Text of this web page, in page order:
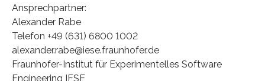
Ansprechpartner:
Alexander Rabe
Telefon +49 (631) 6800 1002
alexander.rabe@iese.fraunhofer.de
Fraunhofer-Institut für Experimentelles Software
Engineering IESE